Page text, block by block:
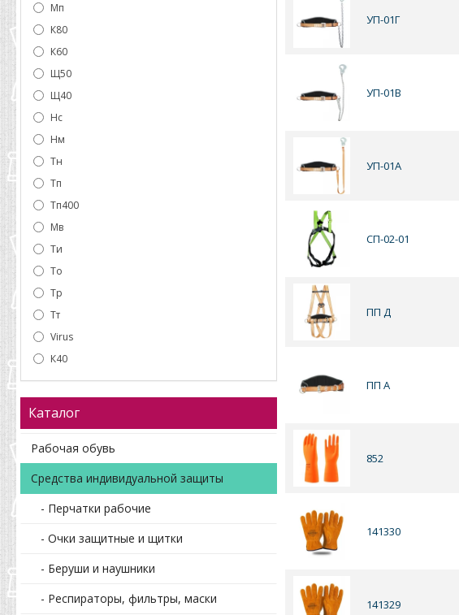
Мп
К80
К60
Щ50
Щ40
Нс
Нм
Тн
Тп
Тп400
Мв
Ти
То
Тр
Тт
Virus
К40
Каталог
Рабочая обувь
Средства индивидуальной защиты
- Перчатки рабочие
- Очки защитные и щитки
- Беруши и наушники
- Респираторы, фильтры, маски
УП-01Г
УП-01В
УП-01А
СП-02-01
ПП Д
ПП А
852
141330
141329